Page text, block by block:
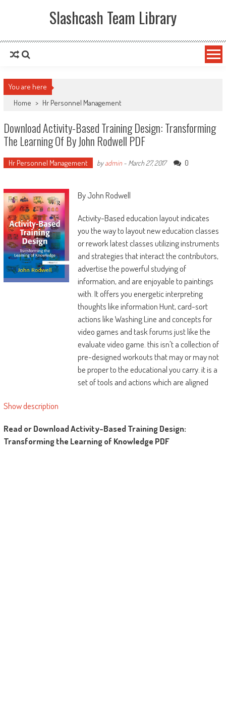
Slashcash Team Library
You are here
Home > Hr Personnel Management
Download Activity-Based Training Design: Transforming
The Learning Of By John Rodwell PDF
Hr Personnel Management byadmin- March 27, 2017 0
By John Rodwell
Activity-Based education layout indicates
you the way to layout new education classes
or rework latest classes utilizing instruments
and strategies that interact the contributors,
advertise the powerful studying of
information, and are enjoyable to paintings
with. It offers you energetic interpreting
thoughts like information Hunt, card-sort
actions like Washing Line and concepts for
video games and task forums just like the
evaluate video game. this isn't a collection of
pre-designed workouts that may or may not
be proper to the educational you carry. it is a
set of tools and actions which are aligned
possible for you to to examine the way it
works, why it really works and the aim and
Show description
Read or Download Activity-Based Training Design:
Transforming the Learning of Knowledge PDF